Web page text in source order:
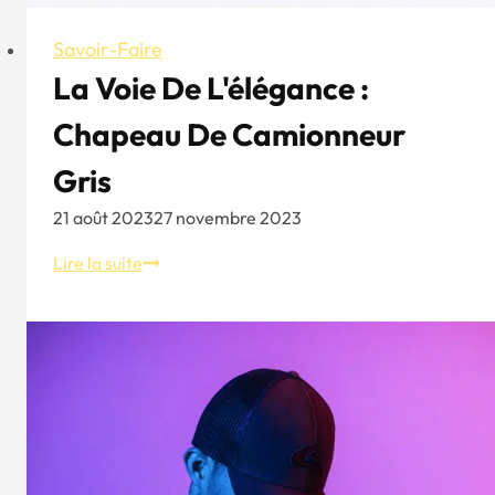
Savoir-Faire
La Voie De L'élégance :
Chapeau De Camionneur
Gris
21 août 202327 novembre 2023
Lire la suiteLa
de
Chapeau
camionneur